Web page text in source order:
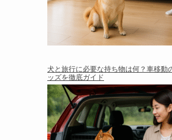
犬と旅行に必要な持ち物は何？車移動
ッズを徹底ガイド